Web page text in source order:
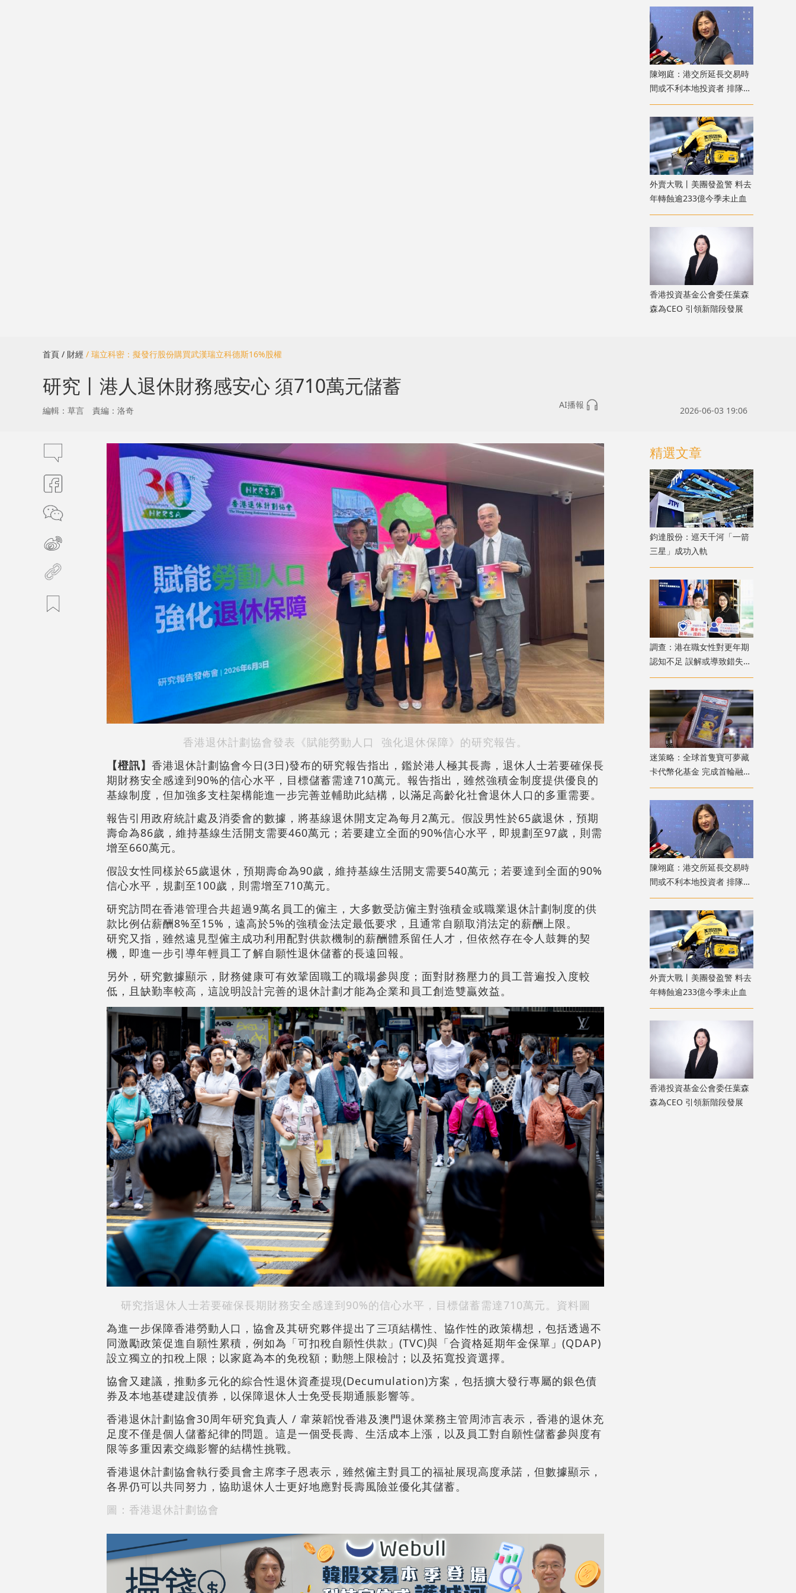
陳翊庭：港交所延長交易時
間或不利本地投資者 排隊上
市公司數量創新高
外賣大戰丨美團發盈警 料去
年轉蝕逾233億今季未止血
香港投資基金公會委任葉森
森為CEO 引領新階段發展
首頁 / 財經 / 瑞立科密：擬發行股份購買武漢瑞立科德斯16%股權
研究丨港人退休財務感安心 須710萬元儲蓄
AI播報
編輯：草言 責編：洛奇 2026-06-03 19:06
香港退休計劃協會發表《賦能勞動人口 強化退休保障》的研究報告。
【橙訊】 香港退休計劃協會今日(3日)發布的研究報告指出，鑑於港人極其長壽，退休人士若要確保長
期財務安全感達到90%的信心水平，目標儲蓄需達710萬元。報告指出，雖然強積金制度提供優良的
基線制度，但加強多支柱架構能進一步完善並輔助此結構，以滿足高齡化社會退休人口的多重需要。
報告引用政府統計處及消委會的數據，將基線退休開支定為每月2萬元。假設男性於65歲退休，預期
壽命為86歲，維持基線生活開支需要460萬元；若要建立全面的90%信心水平，即規劃至97歲，則需
增至660萬元。
假設女性同樣於65歲退休，預期壽命為90歲，維持基線生活開支需要540萬元；若要達到全面的90%
信心水平，規劃至100歲，則需增至710萬元。
研究訪問在香港管理合共超過9萬名員工的僱主，大多數受訪僱主對強積金或職業退休計劃制度的供
款比例佔薪酬8%至15%，遠高於5%的強積金法定最低要求，且通常自願取消法定的薪酬上限。
研究又指，雖然遠見型僱主成功利用配對供款機制的薪酬體系留任人才，但依然存在令人鼓舞的契
機，即進一步引導年輕員工了解自願性退休儲蓄的長遠回報。
另外，研究數據顯示，財務健康可有效鞏固職工的職場參與度；面對財務壓力的員工普遍投入度較
低，且缺勤率較高，這說明設計完善的退休計劃才能為企業和員工創造雙贏效益。
研究指退休人士若要確保長期財務安全感達到90%的信心水平，目標儲蓄需達710萬元。資料圖
為進一步保障香港勞動人口，協會及其研究夥伴提出了三項結構性、協作性的政策構想，包括透過不
同激勵政策促進自願性累積，例如為「可扣稅自願性供款」(TVC)與「合資格延期年金保單」(QDAP)
設立獨立的扣稅上限；以家庭為本的免稅額；動態上限檢討；以及拓寬投資選擇。
協會又建議，推動多元化的綜合性退休資產提現(Decumulation)方案，包括擴大發行專屬的銀色債
券及本地基礎建設債券，以保障退休人士免受長期通脹影響等。
香港退休計劃協會30周年研究負責人 / 韋萊韜悅香港及澳門退休業務主管周沛言表示，香港的退休充
足度不僅是個人儲蓄紀律的問題。這是一個受長壽、生活成本上漲，以及員工對自願性儲蓄參與度有
限等多重因素交織影響的結構性挑戰。
香港退休計劃協會執行委員會主席李子恩表示，雖然僱主對員工的福祉展現高度承諾，但數據顯示，
各界仍可以共同努力，協助退休人士更好地應對長壽風險並優化其儲蓄。
圖：香港退休計劃協會
精選文章
鈞達股份：巡天千河「一箭
三星」成功入軌
調查：港在職女性對更年期
認知不足 誤解或導致錯失
「黃金預防期」
迷策略：全球首隻寶可夢藏
卡代幣化基金 完成首輪融資
兼獲超購
陳翊庭：港交所延長交易時
間或不利本地投資者 排隊上
市公司數量創新高
外賣大戰丨美團發盈警 料去
年轉蝕逾233億今季未止血
香港投資基金公會委任葉森
森為CEO 引領新階段發展